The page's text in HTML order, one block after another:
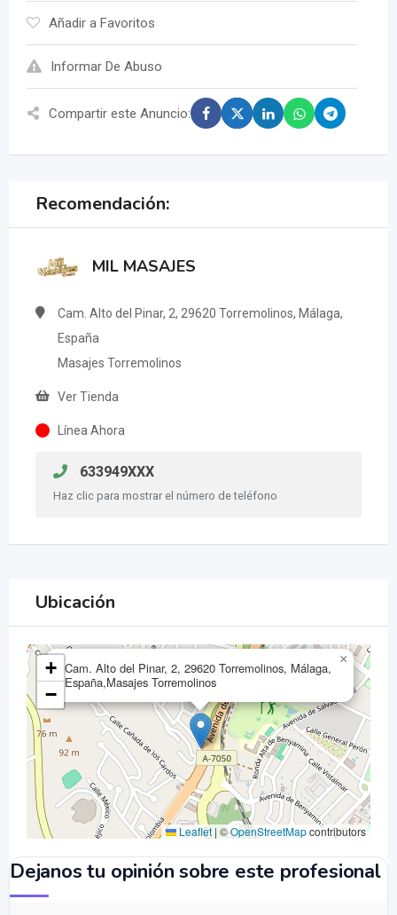
Añadir a Favoritos
Informar De Abuso
Compartir este Anuncio:
Recomendación:
MIL MASAJES
Cam. Alto del Pinar, 2, 29620 Torremolinos, Málaga,
España
Masajes Torremolinos
Ver Tienda
Línea Ahora
633949XXX
Haz clic para mostrar el número de teléfono
Ubicación
Cam. Alto del Pinar, 2, 29620 Torremolinos, Málaga,
España,Masajes Torremolinos
×
+
−
Leaflet | ©OpenStreetMapcontributors
Dejanos tu opinión sobre este profesional